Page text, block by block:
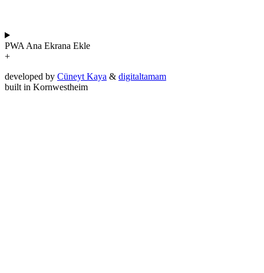
PWA Ana Ekrana Ekle
+
developed by Cüneyt Kaya & digitaltamam
built in Kornwestheim